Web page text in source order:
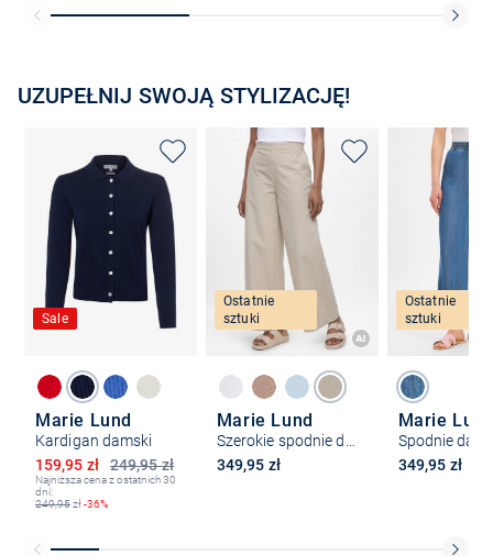
UZUPEŁNIJ SWOJĄ STYLIZACJĘ!
Sale
Marie Lund
Kardigan damski
249,95 zł
Obniżona cena
159,95 zł
Najniższa cena z ostatnich 30
dni:
249,95zł-36%
Ostatnie
sztuki
Marie Lund
349,95 zł
Ostatnie
sztuki
Marie
349,95 zł